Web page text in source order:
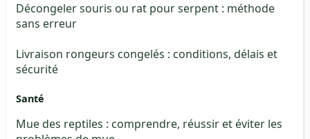
Décongeler souris ou rat pour serpent : méthode
sans erreur
Livraison rongeurs congelés : conditions, délais et
sécurité
Santé
Mue des reptiles : comprendre, réussir et éviter les